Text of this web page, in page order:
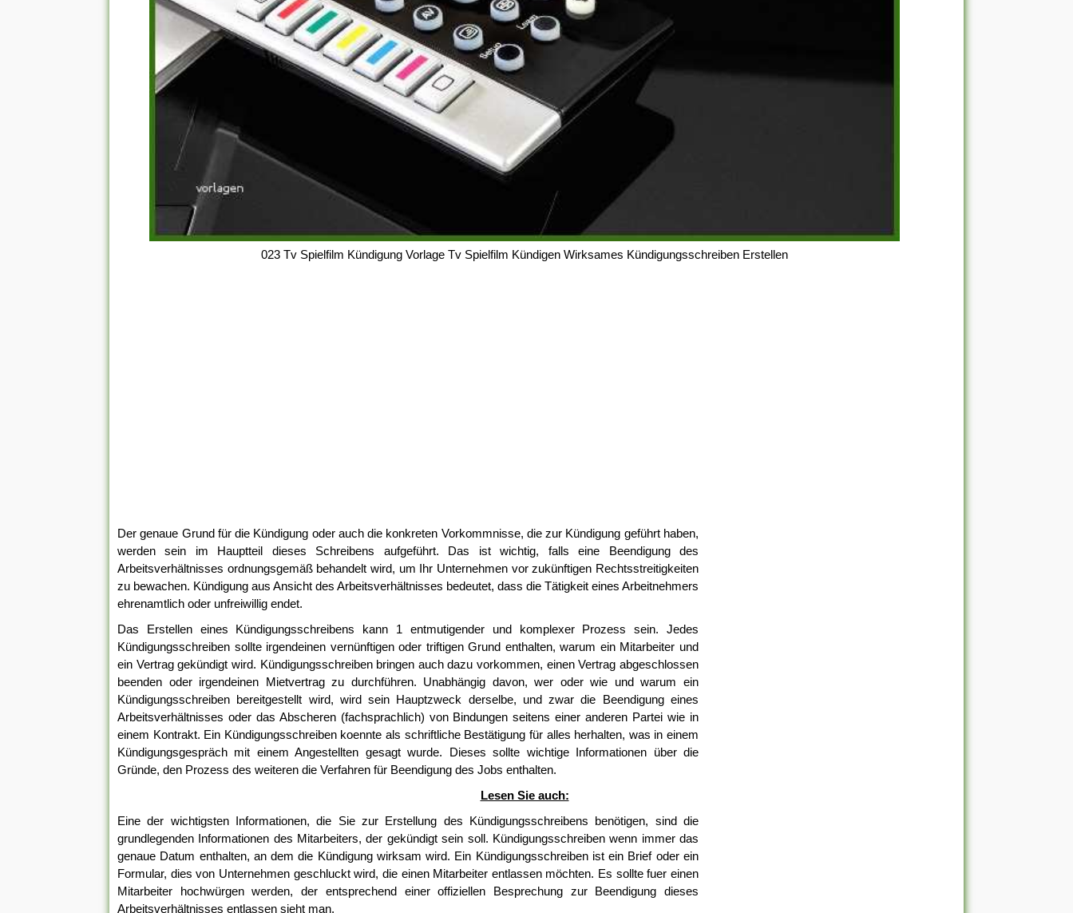
023 Tv Spielfilm Kündigung Vorlage Tv Spielfilm Kündigen Wirksames Kündigungsschreiben Erstellen
Der genaue Grund für die Kündigung oder auch die konkreten Vorkommnisse, die zur Kündigung geführt haben,
werden sein im Hauptteil dieses Schreibens aufgeführt. Das ist wichtig, falls eine Beendigung des
Arbeitsverhältnisses ordnungsgemäß behandelt wird, um Ihr Unternehmen vor zukünftigen Rechtsstreitigkeiten
zu bewachen. Kündigung aus Ansicht des Arbeitsverhältnisses bedeutet, dass die Tätigkeit eines Arbeitnehmers
ehrenamtlich oder unfreiwillig endet.
Das Erstellen eines Kündigungsschreibens kann 1 entmutigender und komplexer Prozess sein. Jedes
Kündigungsschreiben sollte irgendeinen vernünftigen oder triftigen Grund enthalten, warum ein Mitarbeiter und
ein Vertrag gekündigt wird. Kündigungsschreiben bringen auch dazu vorkommen, einen Vertrag abgeschlossen
beenden oder irgendeinen Mietvertrag zu durchführen. Unabhängig davon, wer oder wie und warum ein
Kündigungsschreiben bereitgestellt wird, wird sein Hauptzweck derselbe, und zwar die Beendigung eines
Arbeitsverhältnisses oder das Abscheren (fachsprachlich) von Bindungen seitens einer anderen Partei wie in
einem Kontrakt. Ein Kündigungsschreiben koennte als schriftliche Bestätigung für alles herhalten, was in einem
Kündigungsgespräch mit einem Angestellten gesagt wurde. Dieses sollte wichtige Informationen über die
Gründe, den Prozess des weiteren die Verfahren für Beendigung des Jobs enthalten.
Lesen Sie auch:
Eine der wichtigsten Informationen, die Sie zur Erstellung des Kündigungsschreibens benötigen, sind die
grundlegenden Informationen des Mitarbeiters, der gekündigt sein soll. Kündigungsschreiben wenn immer das
genaue Datum enthalten, an dem die Kündigung wirksam wird. Ein Kündigungsschreiben ist ein Brief oder ein
Formular, dies von Unternehmen geschluckt wird, die einen Mitarbeiter entlassen möchten. Es sollte fuer einen
Mitarbeiter hochwürgen werden, der entsprechend einer offiziellen Besprechung zur Beendigung dieses
Arbeitsverhältnisses entlassen sieht man.